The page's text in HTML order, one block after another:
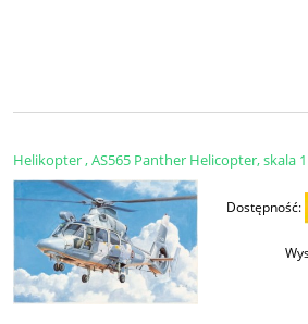
Helikopter , AS565 Panther Helicopter, skala
Dostępność: